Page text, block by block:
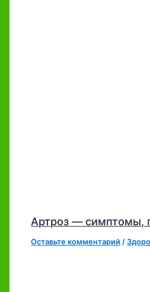
Артроз — симптомы,
Оставьте комментарий /